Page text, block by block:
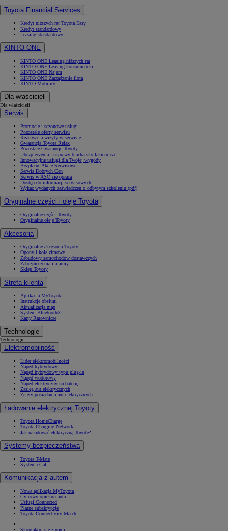
Toyota Financial Services
Kredyt niższych rat Toyota Easy
Kredyt standardowy
Leasing standardowy
KINTO ONE
KINTO ONE Leasing niższych rat
KINTO ONE Leasing konsumencki
KINTO ONE Najem
KINTO ONE Zarządzanie flotą
KINTO Mobility
Dla właścicieli
Dla właścicieli
Serwis
Promocje i sezonowe usługi
Pozostałe oferty serwisu
Rezerwacja wizyty w serwisie
Gwarancja Toyota Relax
Pozostałe Gwarancje Toyoty
Ubezpieczenia i naprawy blacharsko-lakiernicze
Innowacyjne usługi dla Twojej wygody
Bezpłatne Akcje Serwisowe
Serwis Dobrych Cen
Serwis w ASO się opłaca
Dostęp do informacji serwisowych
Wykaz wydanych zaświadczeń o odbytym szkoleniu (pdf)
Oryginalne części i oleje Toyota
Oryginalne części Toyoty
Oryginalne oleje Toyoty
Akcesoria
Oryginalne akcesoria Toyoty
Opony i koła zimowe
Zabudowy samochodów dostawczych
Zabezpieczenia i alarmy
Sklep Toyoty
Strefa klienta
Aplikacja MyToyota
Instrukcje obsługi
Aktualizacja map
System Bluetooth®
Karty Ratownicze
Technologie
Technologie
Elektromobilność
Lider elektromobilności
Napęd hybrydowy
Napęd hybrydowy typu plug-in
Napęd wodorowy
Napęd elektryczny na baterię
Zasięg aut elektrycznych
Zalety posiadania aut elektrycznych
Ładowanie elektrycznej Toyoty
Toyota HomeCharge
Toyota Charging Network
Jak naładować elektryczną Toyotę?
Systemy bezpieczeństwa
Toyota T-Mate
System eCall
Komunikacja z autem
Nowa aplikacja MyToyota
Cyfrowy opiekun auta
Usługi Connected
Płatne subskrypcje
Toyota Connectivity Match
Skontaktuj się z nami